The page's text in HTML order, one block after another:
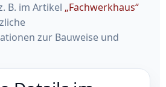
B. im Artikel „Fachwerkhaus“
zur Bauweise und